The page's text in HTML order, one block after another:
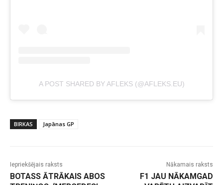
A POST SHARED BY AFLEKS (@AFLEKS.EU)
BIRKAS Japānas GP
Iepriekšējais raksts
BOTASS ĀTRĀKAIS ABOS
Nākamais raksts
F1 JAU NĀKAMGAD